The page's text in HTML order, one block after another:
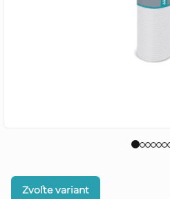
Zvoľte variant